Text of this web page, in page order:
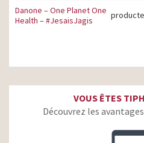
Danone – One Planet One
Health – #JesaisJagis
VOUS ÊTES
Découvrez les